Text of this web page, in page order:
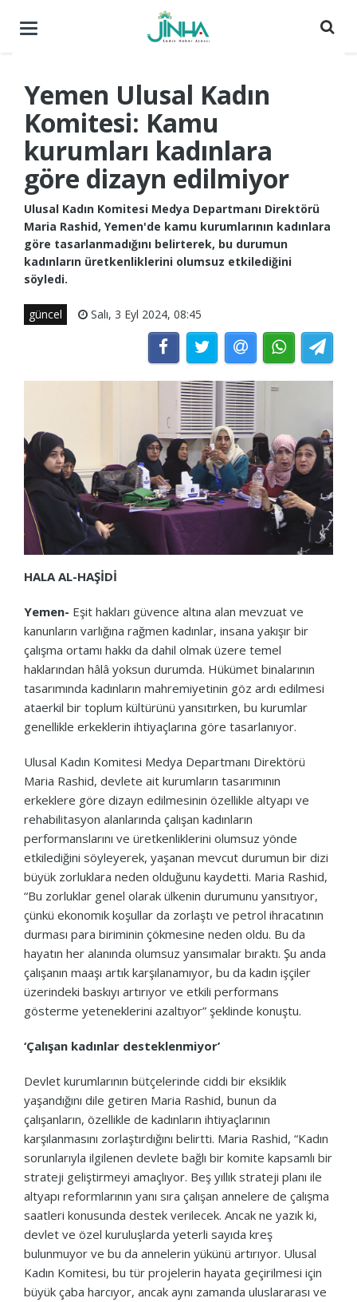
Menüyü
Yemen Ulusal Kadın
Komitesi: Kamu
kurumları kadınlara
göre dizayn edilmiyor
Ulusal Kadın Komitesi Medya Departmanı Direktörü
Maria Rashid, Yemen'de kamu kurumlarının kadınlara
göre tasarlanmadığını belirterek, bu durumun
kadınların üretkenliklerini olumsuz etkilediğini
söyledi.
güncel Salı, 3 Eyl 2024, 08:45
HALA AL-HAŞİDİ
Yemen- Eşit hakları güvence altına alan mevzuat ve
kanunların varlığına rağmen kadınlar, insana yakışır bir
çalışma ortamı hakkı da dahil olmak üzere temel
haklarından hâlâ yoksun durumda. Hükümet binalarının
tasarımında kadınların mahremiyetinin göz ardı edilmesi
ataerkil bir toplum kültürünü yansıtırken, bu kurumlar
genellikle erkeklerin ihtiyaçlarına göre tasarlanıyor.
Ulusal Kadın Komitesi Medya Departmanı Direktörü
Maria Rashid, devlete ait kurumların tasarımının
erkeklere göre dizayn edilmesinin özellikle altyapı ve
rehabilitasyon alanlarında çalışan kadınların
performanslarını ve üretkenliklerini olumsuz yönde
etkilediğini söyleyerek, yaşanan mevcut durumun bir dizi
büyük zorluklara neden olduğunu kaydetti. Maria Rashid,
“Bu zorluklar genel olarak ülkenin durumunu yansıtıyor,
çünkü ekonomik koşullar da zorlaştı ve petrol ihracatının
durması para biriminin çökmesine neden oldu. Bu da
hayatın her alanında olumsuz yansımalar bıraktı. Şu anda
çalışanın maaşı artık karşılanamıyor, bu da kadın işçiler
üzerindeki baskıyı artırıyor ve etkili performans
gösterme yeteneklerini azaltıyor” şeklinde konuştu.
‘Çalışan kadınlar desteklenmiyor’
Devlet kurumlarının bütçelerinde ciddi bir eksiklik
yaşandığını dile getiren Maria Rashid, bunun da
çalışanların, özellikle de kadınların ihtiyaçlarının
karşılanmasını zorlaştırdığını belirtti. Maria Rashid, “Kadın
sorunlarıyla ilgilenen devlete bağlı bir komite kapsamlı bir
strateji geliştirmeyi amaçlıyor. Beş yıllık strateji planı ile
altyapı reformlarının yanı sıra çalışan annelere de çalışma
saatleri konusunda destek verilecek. Ancak ne yazık ki,
devlet ve özel kuruluşlarda yeterli sayıda kreş
bulunmuyor ve bu da annelerin yükünü artırıyor. Ulusal
Kadın Komitesi, bu tür projelerin hayata geçirilmesi için
büyük çaba harcıyor, ancak aynı zamanda uluslararası ve